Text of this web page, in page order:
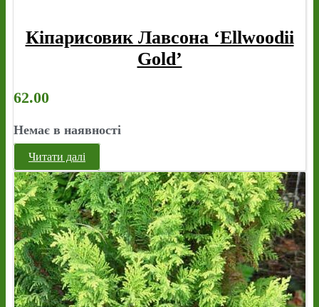
Кіпарисовик Лавсона ‘Ellwoodii
Gold’
62.00
Немає в наявності
Читати далі